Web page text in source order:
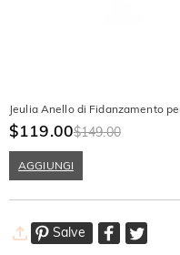
Jeulia Anello di Fidanzamento
$119.00$149.00
AGGIUNGI
Salve